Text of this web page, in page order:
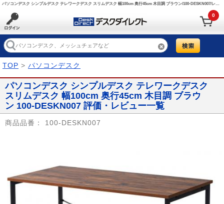
パソコンデスク シンプルデスク テレワークデスク スリムデスク 幅100cm 奥行45cm 木目調 ブラウン/100-DESKN007/レビュークチコミ評価 【デスクダイレクト】
0
TOP > パソコンデスク
パソコンデスク シンプルデスク テレワークデスク
スリムデスク 幅100cm 奥行45cm 木目調 ブラウ
ン 100-DESKN007 評価・レビュー一覧
商品品番： 100-DESKN007